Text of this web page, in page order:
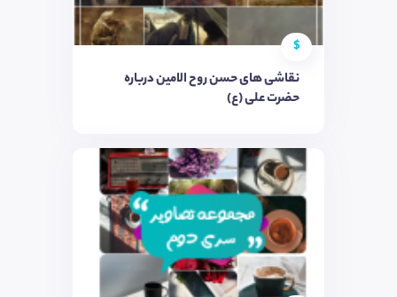
$
نقاشی های حسن روح الامین درباره
حضرت علی (ع)